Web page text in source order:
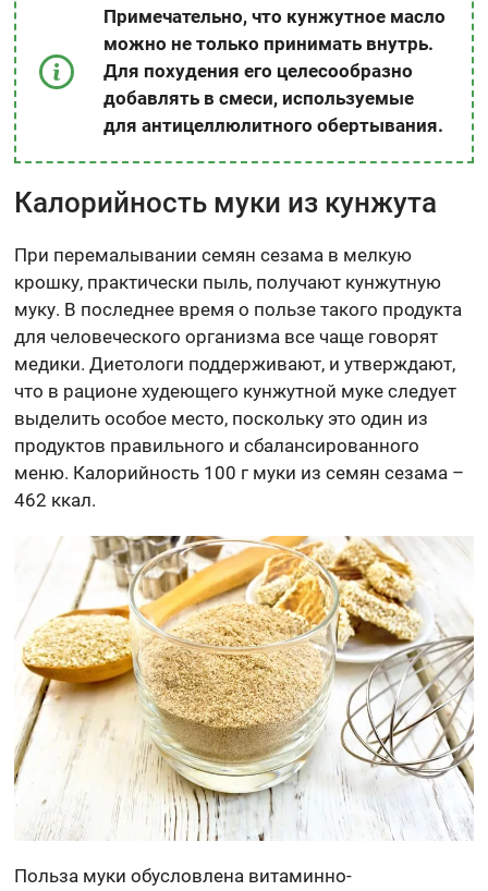
Примечательно, что кунжутное масло
можно не только принимать внутрь.
Для похудения его целесообразно
добавлять в смеси, используемые
для антицеллюлитного обертывания.
Калорийность муки из кунжута
При перемалывании семян сезама в мелкую
крошку, практически пыль, получают кунжутную
муку. В последнее время о пользе такого продукта
для человеческого организма все чаще говорят
медики. Диетологи поддерживают, и утверждают,
что в рационе худеющего кунжутной муке следует
выделить особое место, поскольку это один из
продуктов правильного и сбалансированного
меню. Калорийность 100 г муки из семян сезама –
462 ккал.
Польза муки обусловлена витаминно-